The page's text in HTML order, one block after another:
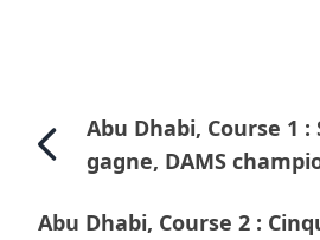
Abu Dhabi, Course 1
gagne, DAMS
Abu Dhabi, Course 2 :